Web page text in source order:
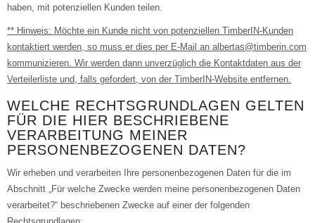
haben, mit potenziellen Kunden teilen.
** Hinweis: Möchte ein Kunde nicht von potenziellen TimberIN-Kunden
kontaktiert werden, so muss er dies per E-Mail an albertas@timberin.com
kommunizieren. Wir werden dann unverzüglich die Kontaktdaten aus der
Verteilerliste und, falls gefordert, von der TimberIN-Website entfernen.
WELCHE RECHTSGRUNDLAGEN GELTEN
FÜR DIE HIER BESCHRIEBENE
VERARBEITUNG MEINER
PERSONENBEZOGENEN DATEN?
Wir erheben und verarbeiten Ihre personenbezogenen Daten für die im
Abschnitt „Für welche Zwecke werden meine personenbezogenen Daten
verarbeitet?“ beschriebenen Zwecke auf einer der folgenden